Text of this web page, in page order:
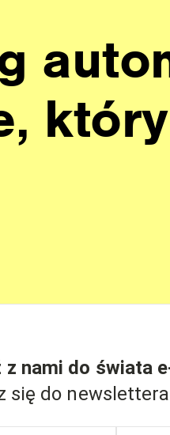
z nami do świata
się do newslettera